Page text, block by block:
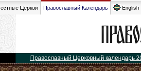
Церкви Православный Календарь English
Православный Церковный календарь